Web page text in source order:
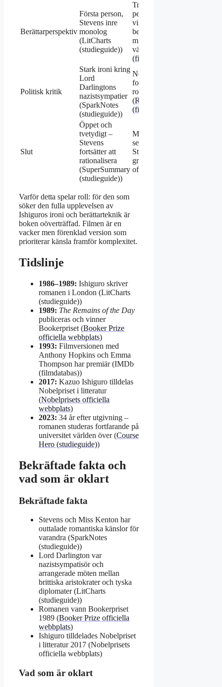
Berättarperspektiv
Första person,
Stevens inre
monolog
(LitCharts
(studieguide))
Tredje
person,
visuell
berättelse –
mindre inre
värld (
(filmdatabas)
Politisk kritik
Stark ironi kring
Lord
Darlingtons
nazistsympatier
(SparkNotes
(studieguide))
Nedtonad –
fokus på
romantiken
(Roger Ebert
(filmkritiker)
Slut
Öppet och
tvetydigt –
Stevens
fortsätter att
rationalisera
(SuperSummary
(studieguide))
Mer
sentimental –
Stevens
gråter
offentligt
Varför detta spelar roll: för den som
söker den fulla upplevelsen av
Ishiguros ironi och berättarteknik är
boken oöverträffad. Filmen är en
vacker men förenklad version som
prioriterar känsla framför komplexitet.
Tidslinje
1986–1989: Ishiguro skriver
romanen i London (LitCharts
(studieguide))
1989: The Remains of the Day
publiceras och vinner
Bookerpriset (Booker Prize
officiella webbplats)
1993: Filmversionen med
Anthony Hopkins och Emma
Thompson har premiär (IMDb
(filmdatabas))
2017: Kazuo Ishiguro tilldelas
Nobelpriset i litteratur
(Nobelprisets officiella
webbplats)
2023: 34 år efter utgivning –
romanen studeras fortfarande på
universitet världen över (Course
Hero (studieguide))
Bekräftade fakta och
vad som är oklart
Bekräftade fakta
Stevens och Miss Kenton har
outtalade romantiska känslor för
varandra (SparkNotes
(studieguide))
Lord Darlington var
nazistsympatisör och
arrangerade möten mellan
brittiska aristokrater och tyska
diplomater (LitCharts
(studieguide))
Romanen vann Bookerpriset
1989 (Booker Prize officiella
webbplats)
Ishiguro tilldelades Nobelpriset
i litteratur 2017 (Nobelprisets
officiella webbplats)
Vad som är oklart